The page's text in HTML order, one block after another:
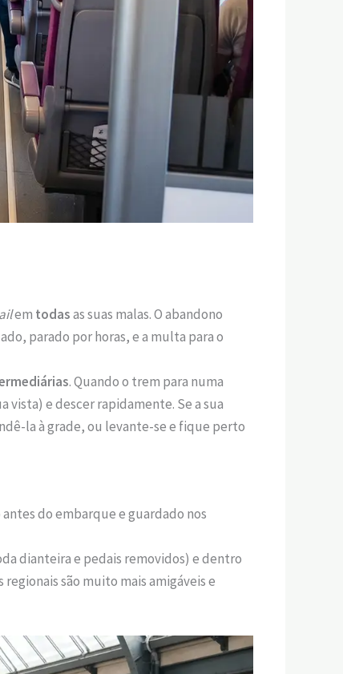
em todasas suas malas. O abandono
parado por horas, e a multa para o
. Quando o trem para numa
vista) e descer rapidamente. Se a sua
la à grade, ou levante-se e fique perto
do embarque e guardado nos
dianteira e pedais removidos) e dentro
são muito mais amigáveis e